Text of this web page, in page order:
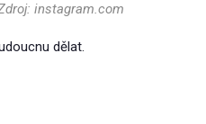
instagram.com
dělat.